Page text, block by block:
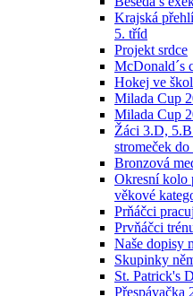
Krajská
5. tříd
Projekt srdce
McDonald´s
Hokej ve
Milada Cup
Milada Cup
Žáci 3.D,
stromeček
Bronzová
Okresní kolo
věkové
Prňáčci
Prvňáčci
Naše dopisy
Skupinky
St. Patrick's
Přespávačka